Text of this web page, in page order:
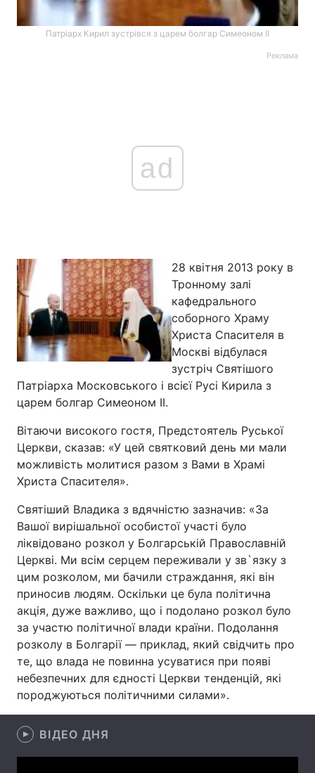
Головна Війна
Україна Політика
Економіка Світ
Техно і зв'язок Лайт
Зброя
Здоров'я Туризм
Цікавинки Погода
Екологія Регіони
Лонгріди
Відео з Youtube Статті
Інтерв'ю Думки
Архів
Контакти
Патріарх Кирил зустрівся з царем болгар Симеоном II
Реклама
ad
28 квітня 2013 року в
Тронному залі
кафедрального
соборного Храму
Христа Спасителя в
Москві відбулася
зустріч Святішого
Патріарха Московського і всієї Русі Кирила з
царем болгар Симеоном II.
Вітаючи високого гостя, Предстоятель Руської
Церкви, сказав: «У цей святковий день ми мали
можливість молитися разом з Вами в Храмі
Христа Спасителя».
Святіший Владика з вдячністю зазначив: «За
Вашої вирішальної особистої участі було
ліквідовано розкол у Болгарській Православній
Церкві. Ми всім серцем переживали у зв`язку з
цим розколом, ми бачили страждання, які він
приносив людям. Оскільки це була політична
акція, дуже важливо, що і подолано розкол було
за участю політичної влади країни. Подолання
розколу в Болгарії — приклад, який свідчить про
те, що влада не повинна усуватися при появі
небезпечних для єдності Церкви тенденцій, які
породжуються політичними силами».
ВІДЕО ДНЯ